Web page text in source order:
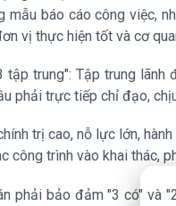
mẫu báo cáo công việc,
vị thực hiện tốt và cơ
tập trung": Tập trung
phải trực tiếp chỉ đạo,
trị cao, nỗ lực lớn,
công trình vào khai thác,
phải bảo đảm "3 có" và
20